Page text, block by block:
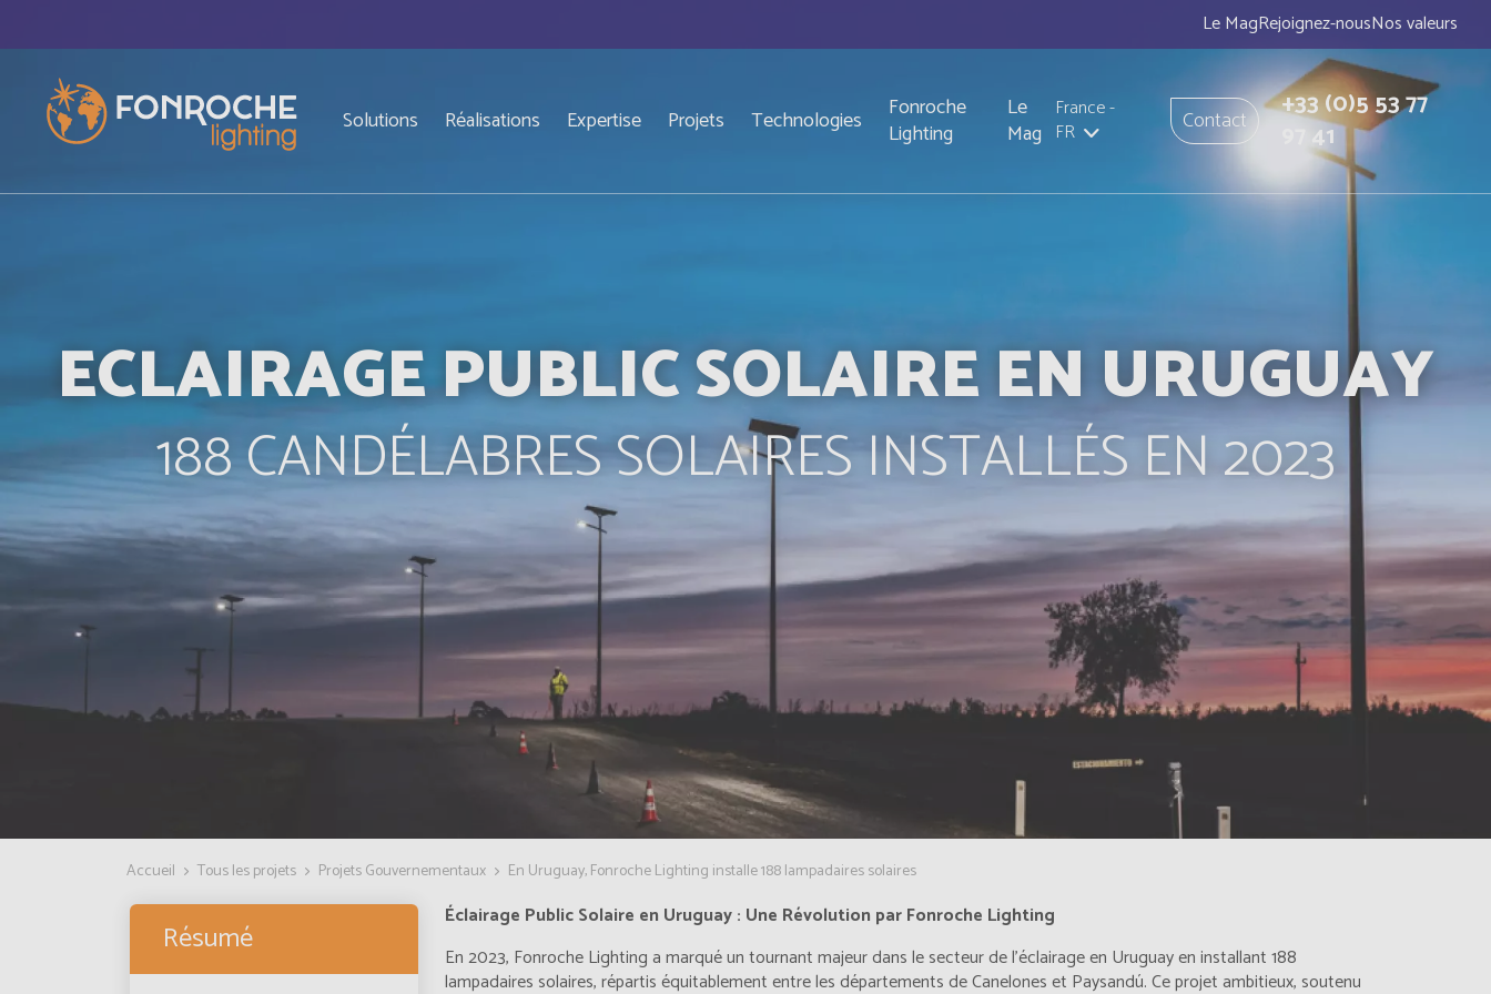
Le MagRejoignez-nousNos valeurs
Solutions Réalisations Expertise Projets Technologies
Fonroche
Lighting
Le
Mag
France-
FR
Contact +33(0)5 53 77
97 41
ECLAIRAGE PUBLIC SOLAIRE EN URUGUAY
188 CANDÉLABRES SOLAIRES INSTALLÉS EN 2023
Accueil Tous les projets Projets Gouvernementaux En Uruguay, Fonroche Lighting installe 188 lampadaires solaires
Résumé
Éclairage Public Solaire en Uruguay : Une Révolution par Fonroche Lighting
En 2023, Fonroche Lighting a marqué un tournant majeur dans le secteur de l'éclairage en Uruguay en installant 188
lampadaires solaires, répartis équitablement entre les départements de Canelones et Paysandú. Ce projet ambitieux, soutenu